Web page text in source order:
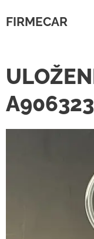
FIRMECAR